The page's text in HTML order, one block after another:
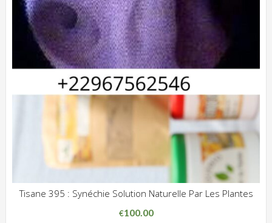
Tisane 395 : Synéchie Solution Naturelle Par Les Plantes
€100.00